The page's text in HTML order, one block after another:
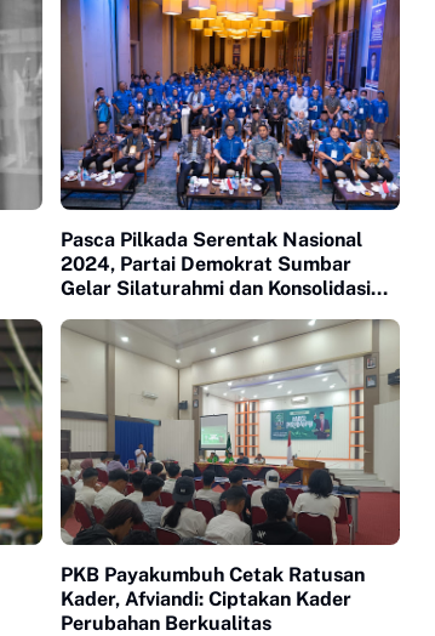
Pasca Pilkada Serentak Nasional
2024, Partai Demokrat Sumbar
Gelar Silaturahmi dan Konsolidasi
PKB Payakumbuh Cetak Ratusan
Kader, Afviandi: Ciptakan Kader
Perubahan Berkualitas